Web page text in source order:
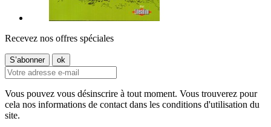
Recevez nos offres spéciales
Vous pouvez vous désinscrire à tout moment. Vous trouverez pour
cela nos informations de contact dans les conditions d'utilisation du
site.